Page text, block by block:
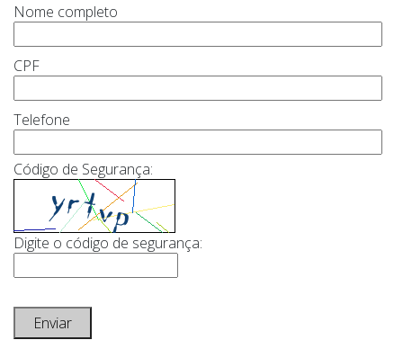
Nome completo
CPF
Telefone
Código de Segurança:
Digite o código de segurança:
Enviar